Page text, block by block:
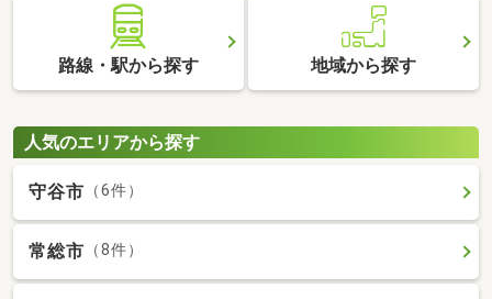
路線・駅から探す 地域から探す
人気のエリアから探す
守谷市 （6件）
常総市 （8件）